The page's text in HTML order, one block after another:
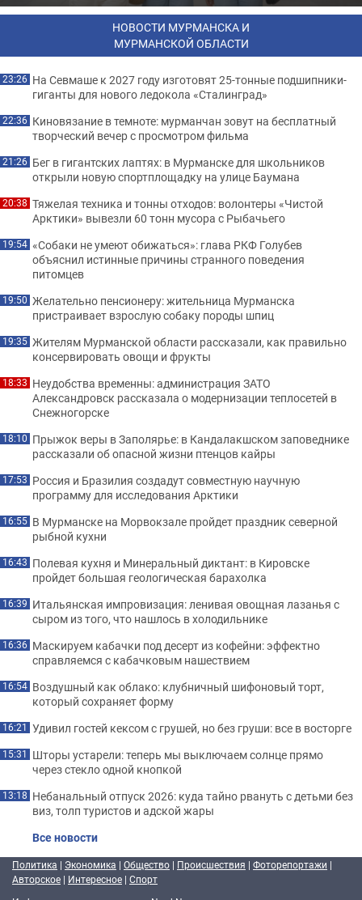
НОВОСТИ МУРМАНСКА И
МУРМАНСКОЙ ОБЛАСТИ
23:26 На Севмаше к 2027 году изготовят 25-тонные подшипники-
гиганты для нового ледокола «Сталинград»
22:36 Киновязание в темноте: мурманчан зовут на бесплатный
творческий вечер с просмотром фильма
21:26 Бег в гигантских лаптях: в Мурманске для школьников
открыли новую спортплощадку на улице Баумана
20:38 Тяжелая техника и тонны отходов: волонтеры «Чистой
Арктики» вывезли 60 тонн мусора с Рыбачьего
19:54 «Собаки не умеют обижаться»: глава РКФ Голубев
объяснил истинные причины странного поведения
питомцев
19:50 Желательно пенсионеру: жительница Мурманска
пристраивает взрослую собаку породы шпиц
19:35 Жителям Мурманской области рассказали, как правильно
консервировать овощи и фрукты
18:33 Неудобства временны: администрация ЗАТО
Александровск рассказала о модернизации теплосетей в
Снежногорске
18:10 Прыжок веры в Заполярье: в Кандалакшском заповеднике
рассказали об опасной жизни птенцов кайры
17:53 Россия и Бразилия создадут совместную научную
программу для исследования Арктики
16:55 В Мурманске на Морвокзале пройдет праздник северной
рыбной кухни
16:43 Полевая кухня и Минеральный диктант: в Кировске
пройдет большая геологическая барахолка
16:39 Итальянская импровизация: ленивая овощная лазанья с
сыром из того, что нашлось в холодильнике
16:36 Маскируем кабачки под десерт из кофейни: эффектно
справляемся с кабачковым нашествием
16:54 Воздушный как облако: клубничный шифоновый торт,
который сохраняет форму
16:21 Удивил гостей кексом с грушей, но без груши: все в восторге
15:31 Шторы устарели: теперь мы выключаем солнце прямо
через стекло одной кнопкой
13:18 Небанальный отпуск 2026: куда тайно рвануть с детьми без
виз, толп туристов и адской жары
Все новости
Политика | Экономика | Общество | Происшествия | Фоторепортажи |
Авторское | Интересное | Спорт